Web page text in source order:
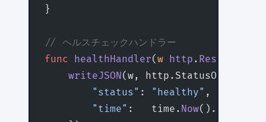
}
// ヘルスチェックハンドラー
func healthHandler( w http .
    writeJSON
(w, http.StatusOK,
        "status"
: "healthy" ,
        "time"
:   time. Now().